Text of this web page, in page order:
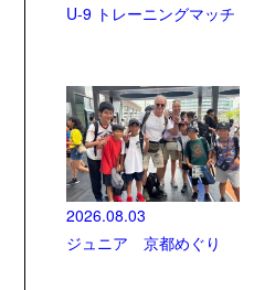
U-9 トレーニングマッチ
2026.08.03
ジュニア 京都めぐり